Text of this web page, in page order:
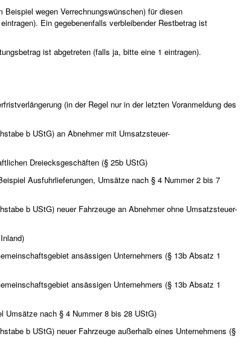
wegen Verrechnungswünschen) für diesen
Ein gegebenenfalls verbleibender Restbetrag ist
ist abgetreten (falls ja, bitte eine 1 eintragen).
(in der Regel nur in der letzten Voranmeldung des
b UStG) an Abnehmer mit Umsatzsteuer-
Dreiecksgeschäften (§ 25b UStG)
Ausfuhrlieferungen, Umsätze nach § 4 Nummer 2 bis 7
b UStG) neuer Fahrzeuge an Abnehmer ohne Umsatzsteuer-
ansässigen Unternehmers (§ 13b Absatz 1
ansässigen Unternehmers (§ 13b Absatz 1
Umsätze nach § 4 Nummer 8 bis 28 UStG)
b UStG) neuer Fahrzeuge außerhalb eines Unternehmens (§